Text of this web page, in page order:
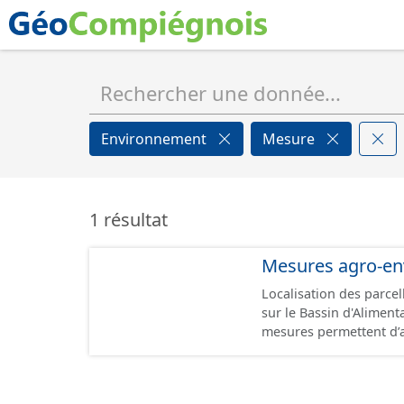
Environnement Mesure
1 résultat
Mesures agro-
Localisation des
sur le Bassin
mesures permettent